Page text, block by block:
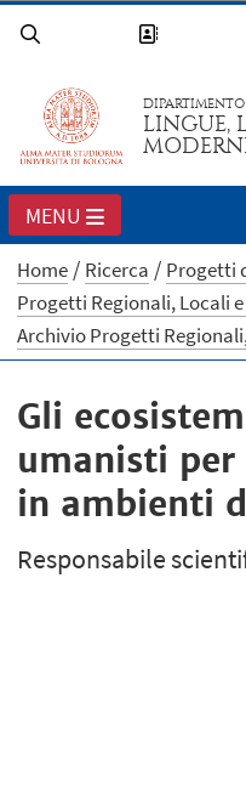
LINGUE,
MENU
Home Ricerca
Progetti
Progetti Regionali, Locali
Archivio Progetti
Gli
umanisti
in ambienti
Responsabile